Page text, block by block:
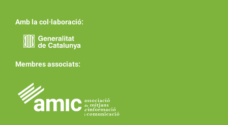
Amb la col·laboració:
Membres associats: